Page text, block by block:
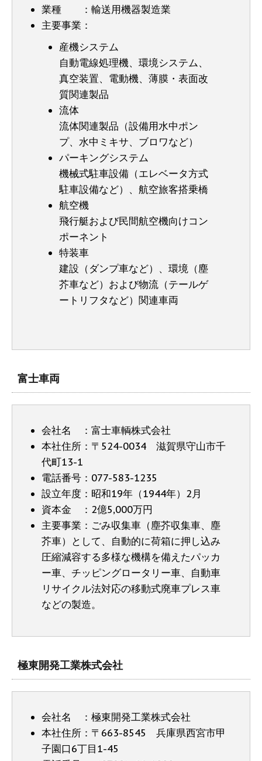
業種 ：輸送用機器製造業
主要事業：
産機システム
自動電線処理機、環境システム、
真空装置、電動機、薄膜・表面改
質関連製品
流体
流体関連製品（設備用水中ポン
プ、水中ミキサ、ブロワなど）
パーキングシステム
機械式駐車設備（エレベータ方式
駐車設備など）、航空旅客搭乗橋
航空機
飛行艇および民間航空機向けコン
ポーネント
特装車
建設（ダンプ車など）、環境（塵
芥車など）および物流（テールゲ
ートリフタなど）関連車両
富士車両
会社名 ：富士車輌株式会社
本社住所：〒524-0034 滋賀県守山市千
代町13-1
電話番号：077-583-1235
設立年度：昭和19年（1944年）2月
資本金 ：2億5,000万円
主要事業：ごみ収集車（塵芥収集車、塵
芥車）として、自動的に荷箱に押し込み
圧縮減容する多様な機構を備えたパッカ
ー車、チッピングロータリー車、自動車
リサイクル法対応の移動式廃車プレス車
などの製造。
極東開発工業株式会社
会社名 ：極東開発工業株式会社
本社住所：〒663-8545 兵庫県西宮市甲
子園口6丁目1-45